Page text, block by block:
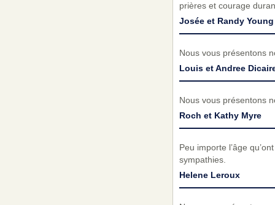
prières et courage
Josée et Randy Young
Nous vous présentons
Louis et Andree
Nous vous présentons
Roch et Kathy Myre
Peu importe l’âge
sympathies.
Helene Leroux